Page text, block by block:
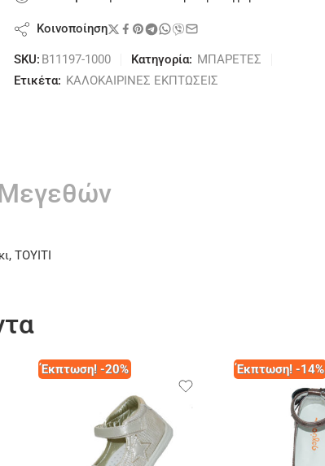
Κοινοποίηση
SKU: B11197-1000 Κατηγορία: ΜΠΑΡΕΤΕΣ
Ετικέτα: ΚΑΛΟΚΑΙΡΙΝΕΣ ΕΚΠΤΩΣΕΙΣ
TOYITI
Έκπτωση! -20% Έκπτωση! -14%